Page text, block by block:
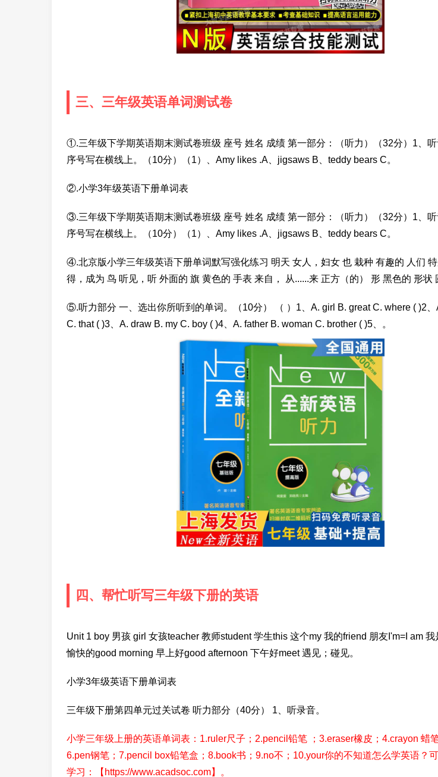
三、三年级英语单词测试卷
①.三年级下学期英语期末测试卷班级 座号 姓名 成绩 第一部分：（听力）（32分）1、
序号写在横线上。（10分）（1）、Amy likes .A、jigsaws B、teddy bears C。
②.小学3年级英语下册单词表
③.三年级下学期英语期末测试卷班级 座号 姓名 成绩 第一部分：（听力）（32分）1、
序号写在横线上。（10分）（1）、Amy likes .A、jigsaws B、teddy bears C。
④.北京版小学三年级英语下册单词默写强化练习 明天 女人，妇女 也 栽种 有趣的 人们
得，成为 鸟 听见，听 外面的 旗 黄色的 手表 来自， 从......来 正方（的） 形 黑色的 形状
⑤.听力部分 一、选出你所听到的单词。（10分） （ ）1、A. girl B. great C. where ( )2、
C. that ( )3、A. draw B. my C. boy ( )4、A. father B. woman C. brother ( )5、。
四、帮忙听写三年级下册的英语
Unit 1 boy 男孩 girl 女孩teacher 教师student 学生this 这个my 我的friend 朋友I'm=I am 我
愉快的good morning 早上好good afternoon 下午好meet 遇见；碰见。
小学3年级英语下册单词表
三年级下册第四单元过关试卷 听力部分（40分） 1、听录音。
小学三年级上册的英语单词表：1.ruler尺子；2.pencil铅笔 ；3.eraser橡皮；4.crayon 蜡
6.pen钢笔；7.pencil box铅笔盒；8.book书；9.no不；10.your你的不知道怎么学英语？
学习：【https://www.acadsoc.com】。